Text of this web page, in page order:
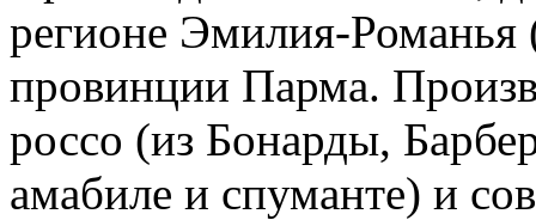
регионе Эмилия-Романья
провинции Парма.
россо (из Бонарды,
амабиле и спуманте) и